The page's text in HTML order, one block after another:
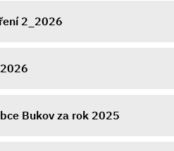
2_2026
Bukov za rok 2025